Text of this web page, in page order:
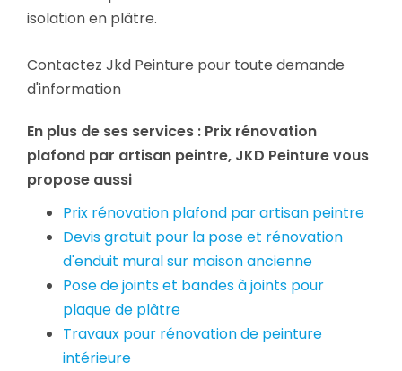
isolation en plâtre.
Contactez Jkd Peinture pour toute demande
d'information
En plus de ses services : Prix rénovation
plafond par artisan peintre, JKD Peinture vous
propose aussi
Prix rénovation plafond par artisan peintre
Devis gratuit pour la pose et rénovation
d'enduit mural sur maison ancienne
Pose de joints et bandes à joints pour
plaque de plâtre
Travaux pour rénovation de peinture
intérieure